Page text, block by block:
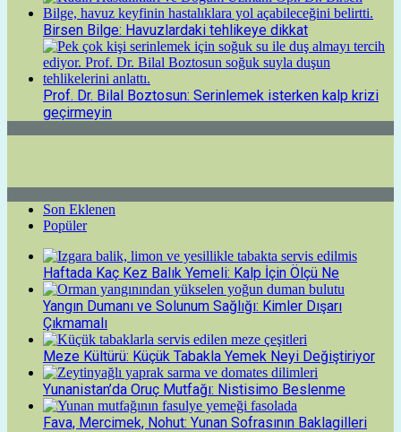
Birsen Bilge: Havuzlardaki tehlikeye dikkat
Prof. Dr. Bilal Boztosun: Serinlemek isterken kalp krizi
geçirmeyin
Son Eklenen
Popüler
Haftada Kaç Kez Balık Yemeli: Kalp İçin Ölçü Ne
Yangın Dumanı ve Solunum Sağlığı: Kimler Dışarı
Çıkmamalı
Meze Kültürü: Küçük Tabakla Yemek Neyi Değiştiriyor
Yunanistan’da Oruç Mutfağı: Nistisimo Beslenme
Fava, Mercimek, Nohut: Yunan Sofrasının Baklagilleri